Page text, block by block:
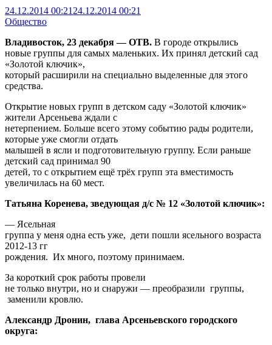
24.12.2014 00:21 24.12.2014 00:21
Общество
Владивосток, 23 декабря — ОТВ. В городе открылись
новые группы для самых маленьких. Их принял детский сад
«Золотой ключик»,
который расширили на специально выделенные для этого
средства.
Открытие новых групп в детском саду «Золотой ключик»
жители Арсеньева ждали с
нетерпением. Больше всего этому событию рады родители,
которые уже смогли отдать
малышей в ясли и подготовительную группу. Если раньше
детский сад принимал 90
детей, то с открытием ещё трёх групп эта вместимость
увеличилась на 60 мест.
Татьяна Коренева, зведующая д/с № 12 «Золотой ключик»:
— Ясельная
группа у меня одна есть уже, дети пошли ясельного возраста
2012-13 гг
рождения. Их много, поэтому принимаем.
За короткий срок работы провели
не только внутри, но и снаружи — преобразили группы,
заменили кровлю.
Александр Дронин, глава Арсеньевского городского
округа: